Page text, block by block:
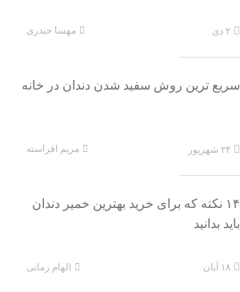
۲ دی مهسا حیدری
سریع ترین روش سفید شدن دندان در خانه
۲۴ شهریور مریم افراسته
۱۴ نکته که برای خرید بهترین خمیر دندان
باید بدانید
۱۸ آبان الهام زمانی